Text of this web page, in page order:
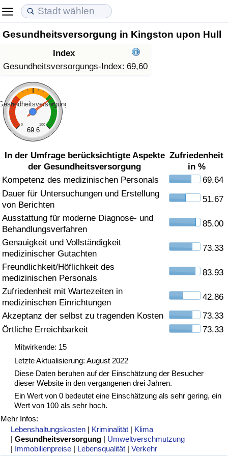
Gesundheitsversorgung in Kingston upon Hull
Index
Gesundheitsversorgungs-Index: 69,60
0 100
69.6
In der Umfrage berücksichtigte Aspekte
der Gesundheitsversorgung
Zufriedenheit
in %
Kompetenz des medizinischen Personals
69.64
Dauer für Untersuchungen und Erstellung
von Berichten
51.67
Ausstattung für moderne Diagnose- und
Behandlungsverfahren
85.00
Genauigkeit und Vollständigkeit
medizinischer Gutachten
73.33
Freundlichkeit/Höflichkeit des
medizinischen Personals
83.93
Zufriedenheit mit Wartezeiten in
medizinischen Einrichtungen
42.86
Akzeptanz der selbst zu tragenden Kosten
73.33
Örtliche Erreichbarkeit
73.33
Mitwirkende: 15
Letzte Aktualisierung: August 2022
Diese Daten beruhen auf der Einschätzung der Besucher
dieser Website in den vergangenen drei Jahren.
Ein Wert von 0 bedeutet eine Einschätzung als sehr gering, ein
Wert von 100 als sehr hoch.
Mehr Infos:
Lebenshaltungskosten | Kriminalität | Klima
|Gesundheitsversorgung | Umweltverschmutzung
| Immobilienpreise | Lebensqualität |Verkehr
Lebenshaltungskosten
Lebenshaltungskosten-Index (aktuell)
Lebenshaltungskosten-Index
Lebenshaltungskosten-Index nach Land
in Akaba
Immobilienpreise
Immobilienpreis-Index (aktuell)
Immobilienpreis-Index
Immobilienpreis-Index nach Land
Lebensqualität
Lebensqualität-Index
Lebensqualität-Index (aktuell)
Lebensqualitätsindex nach Land
Kriminalität
Kriminalitäts-Index (aktuell)
Kriminalitäts-Index
Kriminalitätsindex nach Land
Gesundheitsversorgung
Gesundheitsversorgungs-Index (aktuell)
Gesundheitsversorgungs-Index
Gesundheitsversorgungs-Index nach Land
Umweltverschmutzung
Umweltverschmutzungs-Index (aktuell)
Verschmutzungsindex
Umweltverschmutzungs-Index nach Land
Verkehr